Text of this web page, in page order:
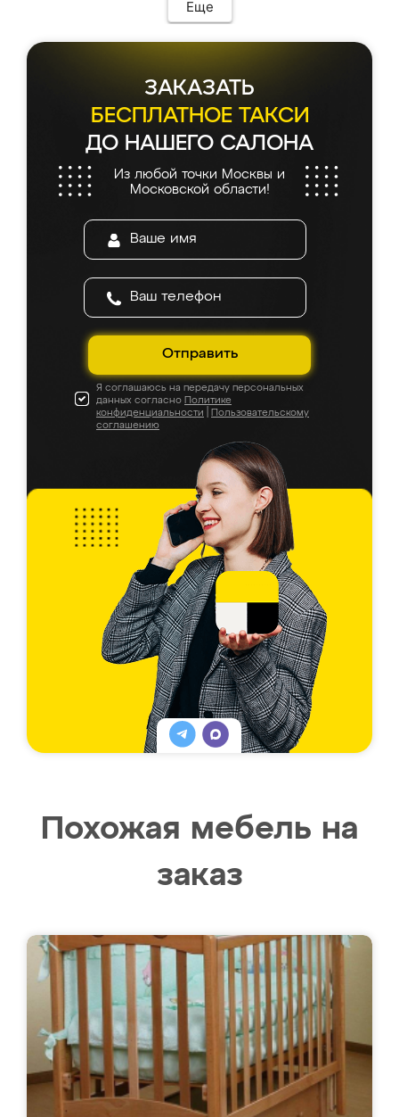
Еще
ЗАКАЗАТЬ
БЕСПЛАТНОЕ ТАКСИ
ДО НАШЕГО САЛОНА
Из любой точки Москвы и
Московской области!
Отправить
Я соглашаюсь на передачу персональных
данных согласно Политике
конфиденциальности
Пользовательскому
соглашению
Похожая мебель на
заказ